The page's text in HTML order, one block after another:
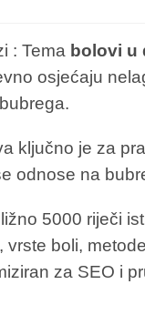
: Tema bolovi u
osjećaju
ključno je za
odnose na
5000 riječi
vrste boli,
za SEO i